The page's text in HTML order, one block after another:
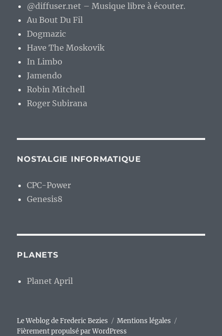
@diffuser.net – Musique libre à écouter.
Au Bout Du Fil
Dogmazic
Have The Moskovik
In Limbo
Jamendo
Robin Mitchell
Roger Subirana
NOSTALGIE INFORMATIQUE
CPC-Power
Genesis8
PLANETS
Planet April
Le Weblog de Frederic Bezies
Mentions légales
Fièrement propulsé par WordPress